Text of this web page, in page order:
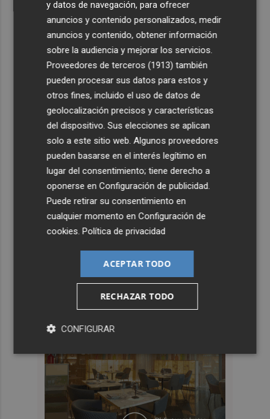
y datos de navegación, para ofrecer
anuncios y contenido personalizados, medir
anuncios y contenido, obtener información
sobre la audiencia y mejorar los servicios.
Proveedores de terceros (1913) también
pueden procesar sus datos para estos y
otros fines, incluido el uso de datos de
geolocalización precisos y características
del dispositivo. Sus elecciones se aplican
solo a este sitio web. Algunos proveedores
pueden basarse en el interés legítimo en
lugar del consentimiento; tiene derecho a
oponerse enConfiguración de publicidad
Puede retirar su consentimiento en
cualquier momento enConfiguración de
cookies .Política de privacidad
ACEPTAR TODO
RECHAZAR TODO
CONFIGURAR